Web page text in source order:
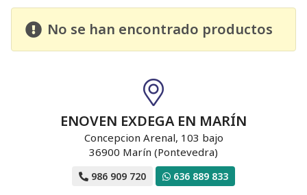
No se han encontrado productos
ENOVEN EXDEGA EN MARÍN
Concepcion Arenal, 103 bajo
36900 Marín (Pontevedra)
986 909 720 636 889 833